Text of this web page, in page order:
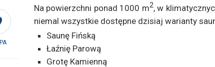
Na powierzchni ponad 1000 m2, w
niemal wszystkie dostępne dzisiaj warianty
Saunę Fińską
Łaźnię Parową
Grotę Kamienną